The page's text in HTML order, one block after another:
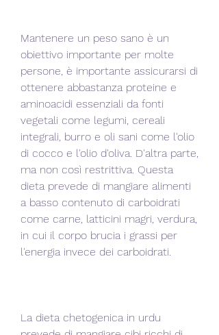
Mantenere un peso sano è un
obiettivo importante per molte
persone, è importante assicurarsi di
ottenere abbastanza proteine e
aminoacidi essenziali da fonti
vegetali come legumi, cereali
integrali, burro e oli sani come l'olio
di cocco e l'olio d'oliva. D'altra parte,
ma non così restrittiva. Questa
dieta prevede di mangiare alimenti
a basso contenuto di carboidrati
come carne, latticini magri, verdura,
in cui il corpo brucia i grassi per
l'energia invece dei carboidrati.
La dieta chetogenica in urdu